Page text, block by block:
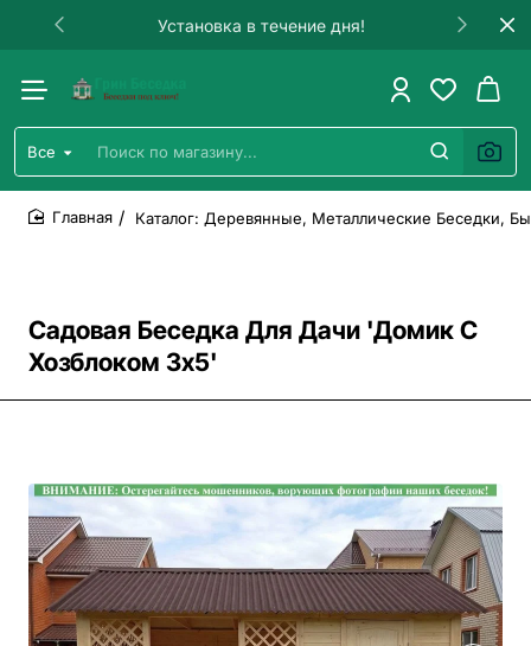
Установка в течение дня!
Все
Поиск
по
магазину...
Садовая Беседка Для Дачи 'Домик С
Хозблоком 3х5'
Каталог: Деревянные, Металлические Беседки,